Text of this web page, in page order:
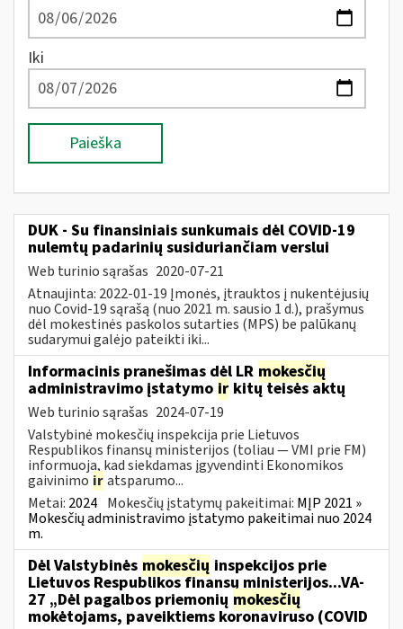
Iki
Paieška
DUK - Su finansiniais sunkumais dėl COVID-19
nulemtų padarinių susiduriančiam verslui
Web turinio sąrašas 2020-07-21
Atnaujinta: 2022-01-19 Įmonės, įtrauktos į nukentėjusių
nuo Covid-19 sąrašą (nuo 2021 m. sausio 1 d.), prašymus
dėl mokestinės paskolos sutarties (MPS) be palūkanų
sudarymui galėjo pateikti iki...
Informacinis pranešimas dėl LR mokesčių
administravimo įstatymo ir kitų teisės aktų
Web turinio sąrašas 2024-07-19
Valstybinė mokesčių inspekcija prie Lietuvos
Respublikos finansų ministerijos (toliau — VMI prie FM)
informuoja, kad siekdamas įgyvendinti Ekonomikos
gaivinimo iratsparumo...
Metai: 2024 Mokesčių įstatymų pakeitimai: MĮP 2021 »
Mokesčių administravimo įstatymo pakeitimai nuo 2024
m.
Dėl Valstybinės mokesčių inspekcijos prie
Lietuvos Respublikos finansų ministerijos...VA-
27 „Dėl pagalbos priemonių mokesčių
mokėtojams, paveiktiems koronaviruso (COVID